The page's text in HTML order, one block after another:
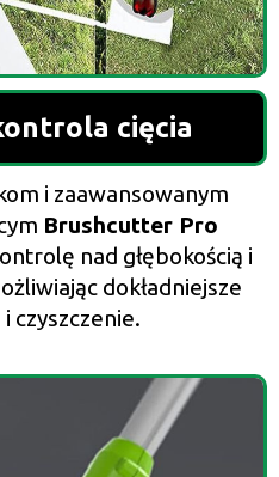
cięcia
i zaawansowanym
Brushcutter Pro
nad głębokością i
dokładniejsze
czyszczenie.